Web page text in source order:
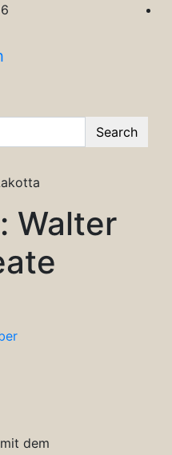
Search
Walter
dem